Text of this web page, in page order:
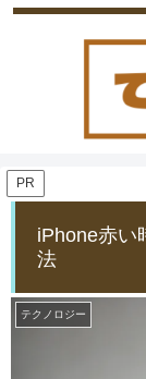
PR
iPhone赤い
法
テクノロジー